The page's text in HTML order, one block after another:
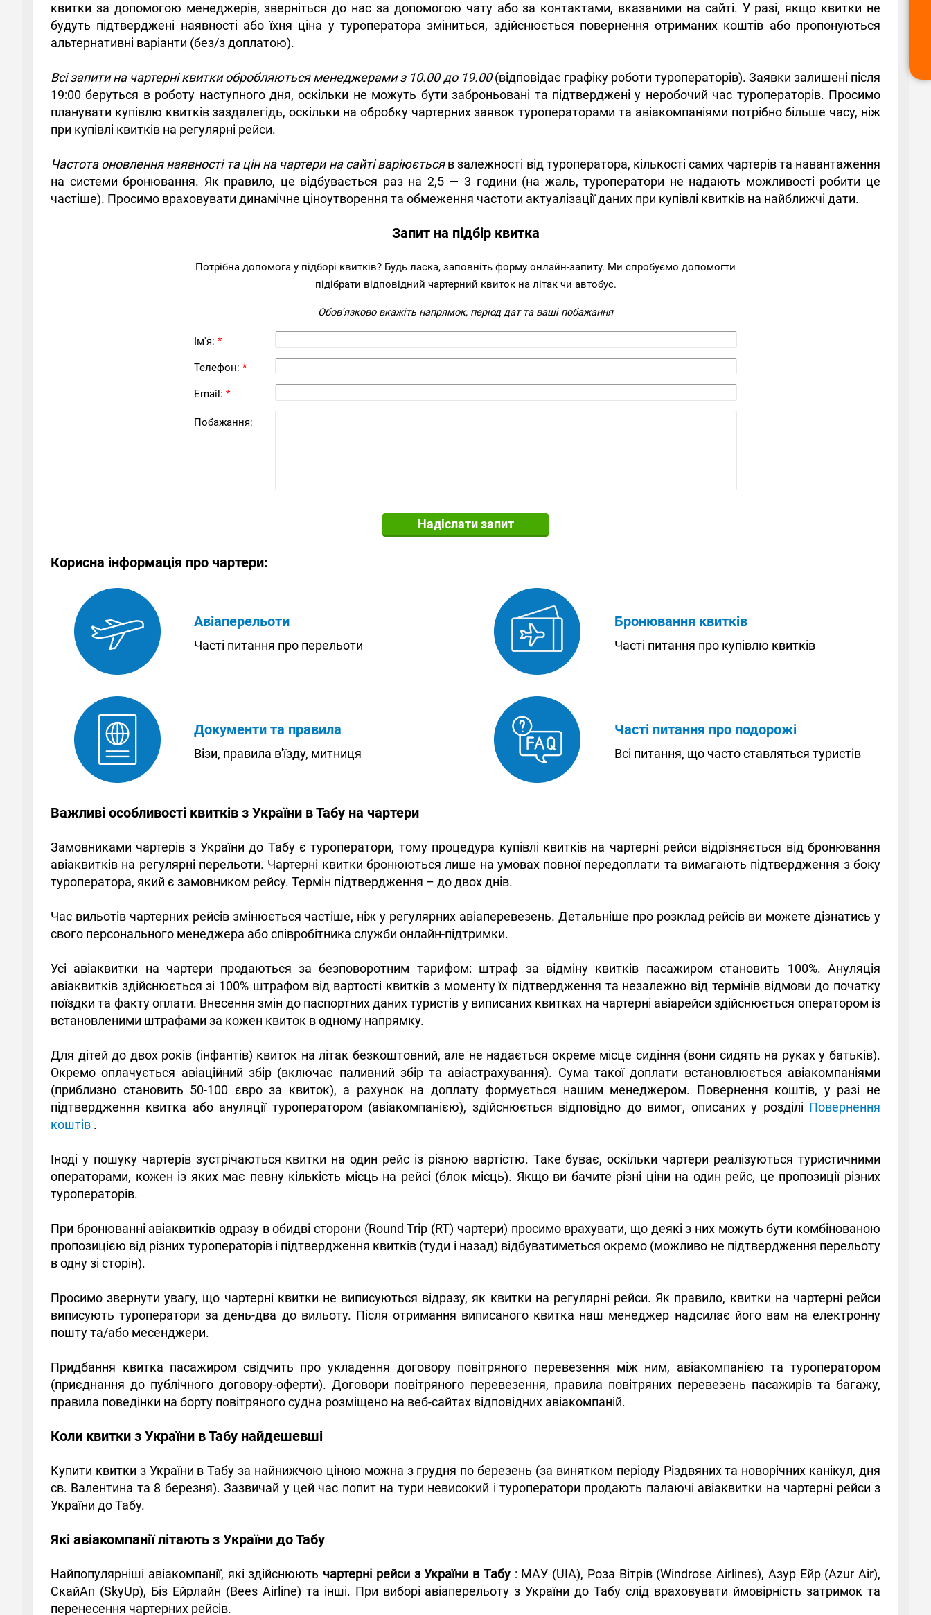
квитки за допомогою менеджерів, зверніться до нас за допомогою чату або за контактами, вказаними на сайті. У разі, якщо квитки не
будуть підтверджені наявності або їхня ціна у туроператора зміниться, здійснюється повернення отриманих коштів або пропонуються
альтернативні варіанти (без/з доплатою).
Всі запити на чартерні квитки обробляються менеджерами з 10.00 до 19.00(відповідає графіку роботи туроператорів). Заявки залишені після
19:00 беруться в роботу наступного дня, оскільки не можуть бути заброньовані та підтверджені у неробочий час туроператорів. Просимо
планувати купівлю квитків заздалегідь, оскільки на обробку чартерних заявок туроператорами та авіакомпаніями потрібно більше часу, ніж
при купівлі квитків на регулярні рейси.
Частота оновлення наявності та цін на чартери на сайті варіюєтьсяв залежності від туроператора, кількості самих чартерів та навантаження
на системи бронювання. Як правило, це відбувається раз на 2,5 — 3 години (на жаль, туроператори не надають можливості робити це
частіше). Просимо враховувати динамічне ціноутворення та обмеження частоти актуалізації даних при купівлі квитків на найближчі дати.
Запит на підбір квитка
Потрібна допомога у підборі квитків? Будь ласка, заповніть форму онлайн-запиту. Ми спробуємо допомогти
підібрати відповідний чартерний квиток на літак чи автобус.
Обов'язково вкажіть напрямок, період дат та ваші побажання
Ім'я: *
Телефон: *
Email: *
Побажання:
Надіслати запит
Корисна інформація про чартери:
Авіаперельоти
Часті питання про перельоти
Бронювання квитків
Часті питання про купівлю квитків
Документи та правила
Візи, правила в'їзду, митниця
Часті питання про подорожі
Всі питання, що часто ставляться туристів
Важливі особливості квитків з України в Табу на чартери
Замовниками чартерів з України до Табу є туроператори, тому процедура купівлі квитків на чартерні рейси відрізняється від бронювання
авіаквитків на регулярні перельоти. Чартерні квитки бронюються лише на умовах повної передоплати та вимагають підтвердження з боку
туроператора, який є замовником рейсу. Термін підтвердження – до двох днів.
Час вильотів чартерних рейсів змінюється частіше, ніж у регулярних авіаперевезень. Детальніше про розклад рейсів ви можете дізнатись у
свого персонального менеджера або співробітника служби онлайн-підтримки.
Усі авіаквитки на чартери продаються за безповоротним тарифом: штраф за відміну квитків пасажиром становить 100%. Ануляція
авіаквитків здійснюється зі 100% штрафом від вартості квитків з моменту їх підтвердження та незалежно від термінів відмови до початку
поїздки та факту оплати. Внесення змін до паспортних даних туристів у виписаних квитках на чартерні авіарейси здійснюється оператором із
встановленими штрафами за кожен квиток в одному напрямку.
Для дітей до двох років (інфантів) квиток на літак безкоштовний, але не надається окреме місце сидіння (вони сидять на руках у батьків).
Окремо оплачується авіаційний збір (включає паливний збір та авіастрахування). Сума такої доплати встановлюється авіакомпаніями
(приблизно становить 50-100 євро за квиток), а рахунок на доплату формується нашим менеджером. Повернення коштів, у разі не
підтвердження квитка або ануляції туроператором (авіакомпанією), здійснюється відповідно до вимог, описаних у розділі Повернення
коштів .
Іноді у пошуку чартерів зустрічаються квитки на один рейс із різною вартістю. Таке буває, оскільки чартери реалізуються туристичними
операторами, кожен із яких має певну кількість місць на рейсі (блок місць). Якщо ви бачите різні ціни на один рейс, це пропозиції різних
туроператорів.
При бронюванні авіаквитків одразу в обидві сторони (Round Trip (RT) чартери) просимо врахувати, що деякі з них можуть бути комбінованою
пропозицією від різних туроператорів і підтвердження квитків (туди і назад) відбуватиметься окремо (можливо не підтвердження перельоту
в одну зі сторін).
Просимо звернути увагу, що чартерні квитки не виписуються відразу, як квитки на регулярні рейси. Як правило, квитки на чартерні рейси
виписують туроператори за день-два до вильоту. Після отримання виписаного квитка наш менеджер надсилає його вам на електронну
пошту та/або месенджери.
Придбання квитка пасажиром свідчить про укладення договору повітряного перевезення між ним, авіакомпанією та туроператором
(приєднання до публічного договору-оферти). Договори повітряного перевезення, правила повітряних перевезень пасажирів та багажу,
правила поведінки на борту повітряного судна розміщено на веб-сайтах відповідних авіакомпаній.
Коли квитки з України в Табу найдешевші
Купити квитки з України в Табу за найнижчою ціною можна з грудня по березень (за винятком періоду Різдвяних та новорічних канікул, дня
св. Валентина та 8 березня). Зазвичай у цей час попит на тури невисокий і туроператори продають палаючі авіаквитки на чартерні рейси з
України до Табу.
Які авіакомпанії літають з України до Табу
Найпопулярніші авіакомпанії, які здійснюють чартерні рейси з України в Табу: МАУ (UIA), Роза Вітрів (Windrose Airlines), Азур Ейр (Azur Air),
СкайАп (SkyUp), Біз Ейрлайн (Bees Airline) та інші. При виборі авіаперельоту з України до Табу слід враховувати ймовірність затримок та
перенесення чартерних рейсів.